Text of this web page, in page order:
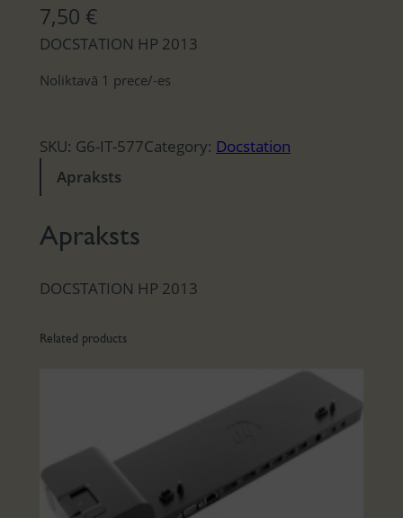
7,50 €
DOCSTATION HP 2013
Noliktavā 1 prece/-es
SKU: G6-IT-577Category: Docstation
Apraksts
Apraksts
DOCSTATION HP 2013
Related products